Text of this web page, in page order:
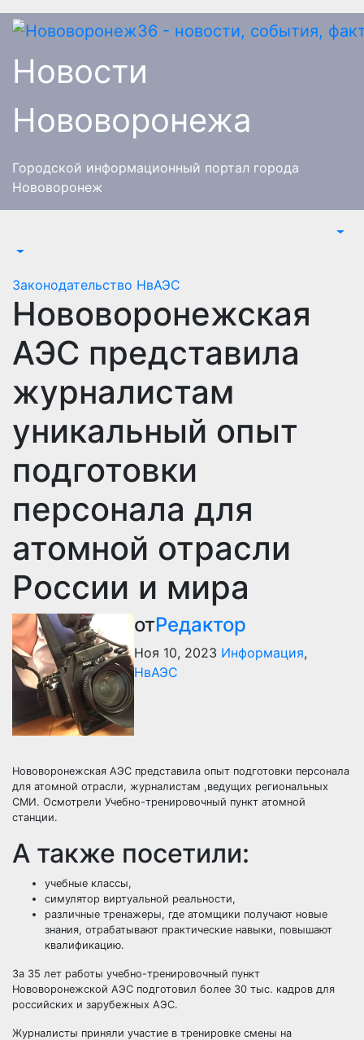
Перейти
Новости
Нововоронежа
Городской информационный портал города
Нововоронеж
Законодательство НвАЭС
Нововоронежская
АЭС представила
журналистам
уникальный опыт
подготовки
персонала для
атомной отрасли
России и мира
отРедактор
Ноя 10, 2023 Информация,
НвАЭС
Нововоронежская АЭС представила опыт подготовки персонала
для атомной отрасли, журналистам ,ведущих региональных
СМИ. Осмотрели Учебно-тренировочный пункт атомной
станции.
А также посетили:
учебные классы,
симулятор виртуальной реальности,
различные тренажеры, где атомщики получают новые
знания, отрабатывают практические навыки, повышают
квалификацию.
За 35 лет работы учебно-тренировочный пункт
Нововоронежской АЭС подготовил более 30 тыс. кадров для
российских и зарубежных АЭС.
Журналисты приняли участие в тренировке смены на